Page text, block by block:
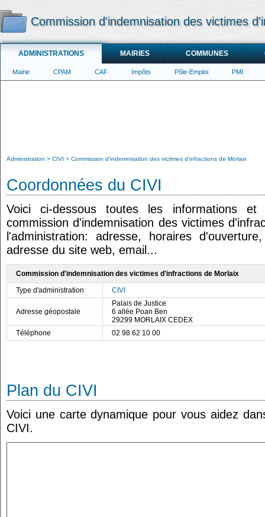
Commission d'indemnisation des victimes
ADMINISTRATIONS MAIRIES COMMUNES
Mairie CPAM CAF Impôts Pôle-Emploi PMI
Administration CIVI Commission d'indemnisation des victimes d'infractions de Morlaix
Coordonnées du CIVI
Voici ci-dessous toutes les informations et
commission d'indemnisation des victimes
l'administration: adresse, horaires
adresse du site web, email...
Commission d'indemnisation des victimes d'infractions de Morlaix
Type d'administration
CIVI
Adresse géopostale
Palais de Justice
6 allée Poan Ben
29299 MORLAIX CEDEX
Téléphone
02 98 62 10 00
Plan du CIVI
Voici une carte dynamique pour vous aidez
CIVI.